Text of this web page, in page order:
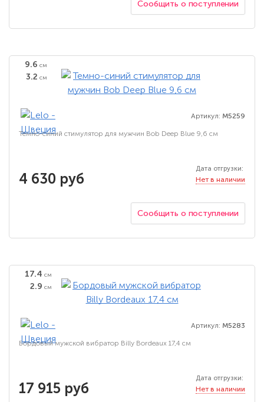
Сообщить о поступлении
9.6 см
3.2 см
Артикул: M5259
Темно-синий стимулятор для мужчин Bob Deep Blue 9,6 см
4 630 руб
Дата отгрузки:
Нет в наличии
Сообщить о поступлении
17.4 см
2.9 см
Артикул: M5283
Бордовый мужской вибратор Billy Bordeaux 17,4 см
17 915 руб
Дата отгрузки:
Нет в наличии